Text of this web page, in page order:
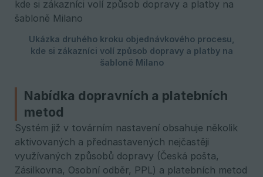
Nabídka dopravních a platebních
metod
Systém již v továrním nastavení obsahuje několik
aktivovaných a přednastavených nejčastěji
využívaných způsobů dopravy (Česká pošta,
Zásilkovna, Osobní odběr, PPL) a platebních metod